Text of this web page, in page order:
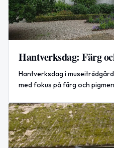
Hantverksdag: Färg
Hantverksdag i
med fokus på färg och